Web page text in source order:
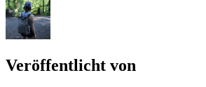
Veröffentlicht von